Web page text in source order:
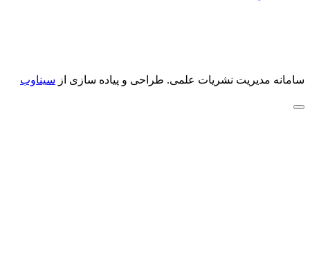
سامانه مدیریت نشریات علمی. طراحی و پیاده سازی از سیناوب